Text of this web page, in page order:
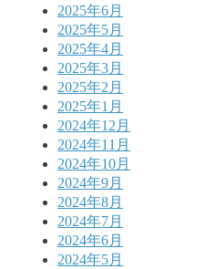
2025年6月
2025年5月
2025年4月
2025年3月
2025年2月
2025年1月
2024年12月
2024年11月
2024年10月
2024年9月
2024年8月
2024年7月
2024年6月
2024年5月